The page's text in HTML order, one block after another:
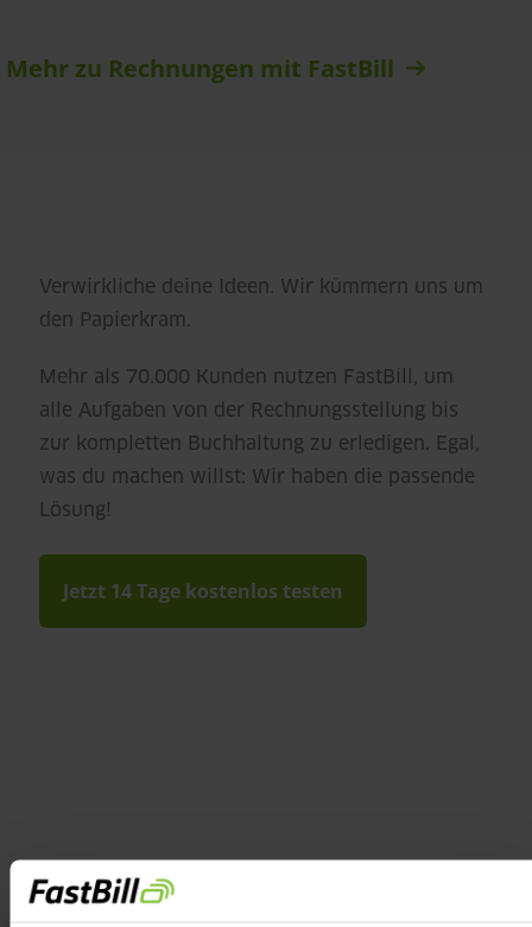
Mehr zu Rechnungen mit FastBill
Verwirkliche deine Ideen. Wir kümmern uns um
den Papierkram.
Mehr als 70.000 Kunden nutzen FastBill, um
alle Aufgaben von der Rechnungsstellung bis
zur kompletten Buchhaltung zu erledigen. Egal,
was du machen willst: Wir haben die passende
Lösung!
Jetzt 14 Tage kostenlos testen